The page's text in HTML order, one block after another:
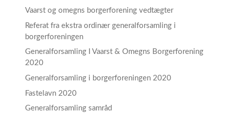
Vaarst og omegns borgerforening vedtægter
Referat fra ekstra ordinær generalforsamling i
borgerforeningen
Generalforsamling I Vaarst & Omegns Borgerforening
2020
Generalforsamling i borgerforeningen 2020
Fastelavn 2020
Generalforsamling samråd